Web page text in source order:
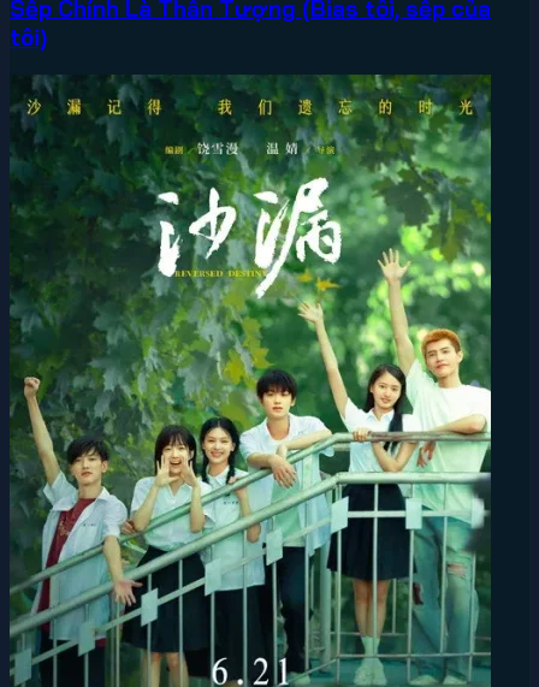
Sếp Chính Là Thần Tượng (Bias tôi, sếp của
tôi)